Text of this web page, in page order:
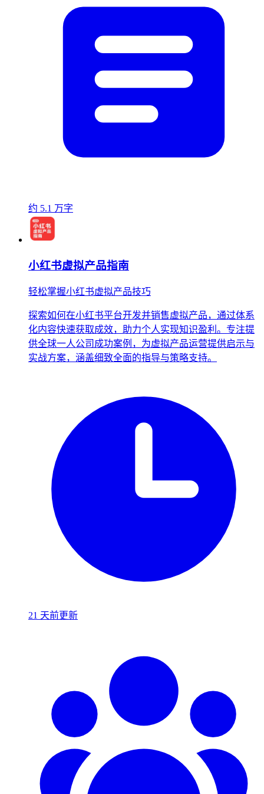
约 5.1 万字
小红书虚拟产品指南
轻松掌握小红书虚拟产品技巧
探索如何在小红书平台开发并销售虚拟产品，通过体系
化内容快速获取成效，助力个人实现知识盈利。专注提
供全球一人公司成功案例，为虚拟产品运营提供启示与
实战方案，涵盖细致全面的指导与策略支持。
21 天前更新